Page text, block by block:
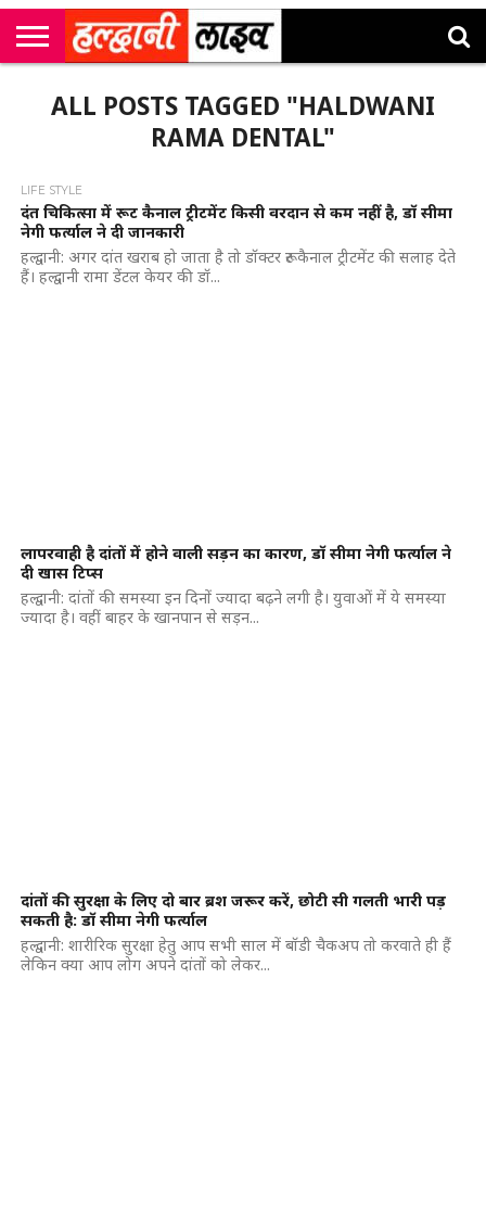
एम
कॉर्नर
उत्तराखंड
न्यूज़
खेल
मनोरंजन
सम्पादकीय
जॉब
अलर्ट्स
ALL POSTS TAGGED "HALDWANI
RAMA DENTAL"
LIFE STYLE
दंत चिकित्सा में रूट कैनाल ट्रीटमेंट किसी वरदान से कम नहीं है, डॉ सीमा
नेगी फर्त्याल ने दी जानकारी
हल्द्वानी: अगर दांत खराब हो जाता है तो डॉक्टर रूट कैनाल ट्रीटमेंट की सलाह देते
हैं। हल्द्वानी रामा डेंटल केयर की डॉ...
लापरवाही है दांतों में होने वाली सड़न का कारण, डॉ सीमा नेगी फर्त्याल ने
दी खास टिप्स
हल्द्वानी: दांतों की समस्या इन दिनों ज्यादा बढ़ने लगी है। युवाओं में ये समस्या
ज्यादा है। वहीं बाहर के खानपान से सड़न...
दांतों की सुरक्षा के लिए दो बार ब्रश जरूर करें, छोटी सी गलती भारी पड़
सकती है: डॉ सीमा नेगी फर्त्याल
हल्द्वानी: शारीरिक सुरक्षा हेतु आप सभी साल में बॉडी चैकअप तो करवाते ही हैं
लेकिन क्या आप लोग अपने दांतों को लेकर...